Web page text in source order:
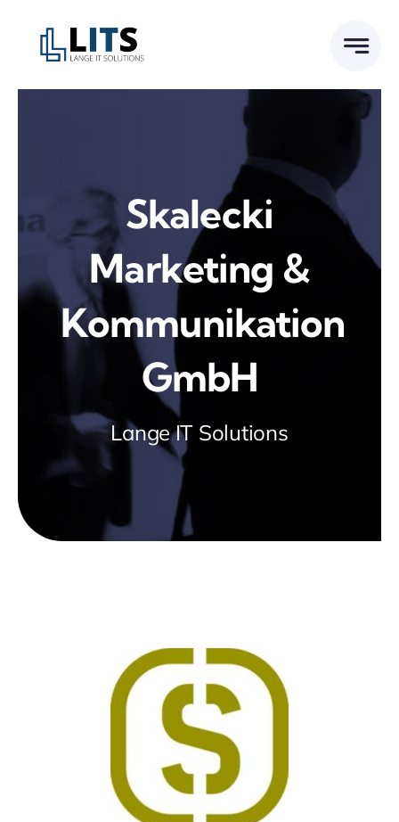
content
Skalecki
Marketing &
Kommunikation
GmbH
Lange IT Solutions